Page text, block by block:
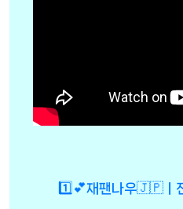
1️⃣💕재팬나우🇯🇵ㅣ